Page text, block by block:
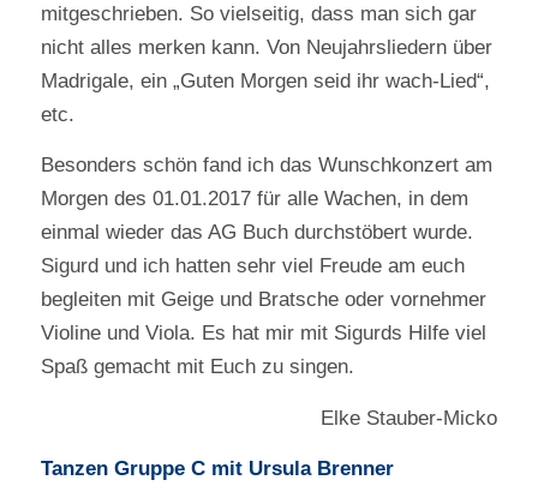
mitgeschrieben. So vielseitig, dass man sich gar
nicht alles merken kann. Von Neujahrsliedern über
Madrigale, ein „Guten Morgen seid ihr wach-Lied“,
etc.
Besonders schön fand ich das Wunschkonzert am
Morgen des 01.01.2017 für alle Wachen, in dem
einmal wieder das AG Buch durchstöbert wurde.
Sigurd und ich hatten sehr viel Freude am euch
begleiten mit Geige und Bratsche oder vornehmer
Violine und Viola. Es hat mir mit Sigurds Hilfe viel
Spaß gemacht mit Euch zu singen.
Elke Stauber-Micko
Tanzen Gruppe C mit Ursula Brenner